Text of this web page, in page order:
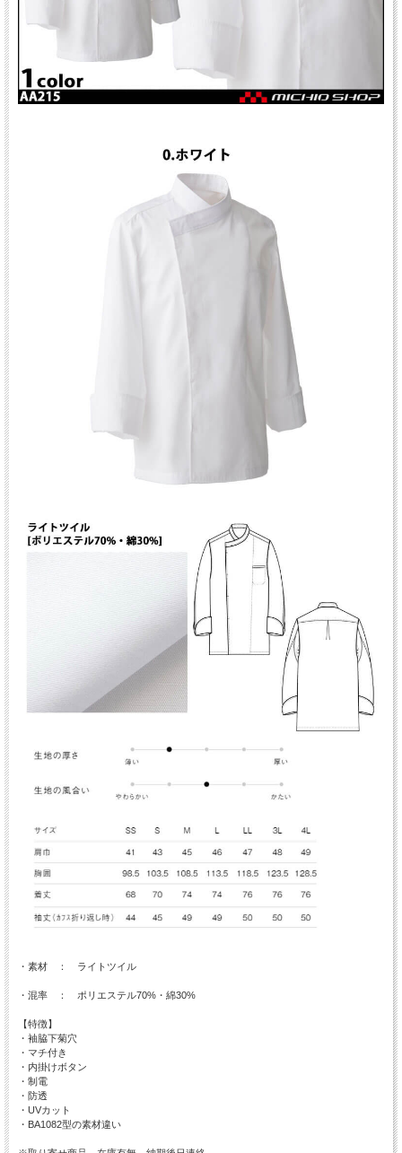
・素材 ： ライトツイル
・混率 ： ポリエステル70%・綿30%
【特徴】
・袖脇下菊穴
・マチ付き
・内掛けボタン
・制電
・防透
・UVカット
・BA1082型の素材違い